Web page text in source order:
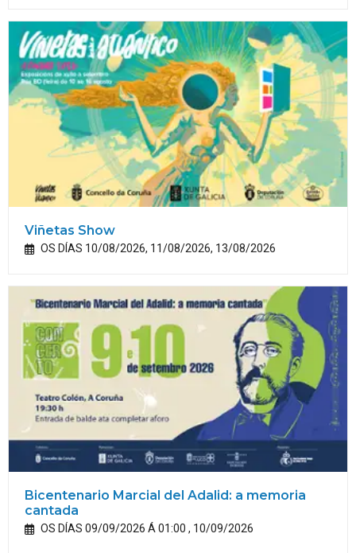
Viñetas Show
OS DÍAS 10/08/2026, 11/08/2026, 13/08/2026
Bicentenario Marcial del Adalid: a memoria
cantada
OS DÍAS 09/09/2026 Á 01:00 , 10/09/2026